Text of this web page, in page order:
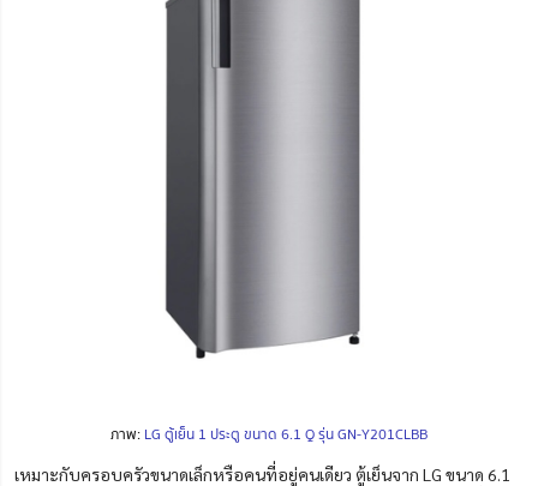
ภาพ: LG ตู้เย็น 1 ประตู ขนาด 6.1 Q รุ่น GN-Y201CLBB
เหมาะกับครอบครัวขนาดเล็กหรือคนที่อยู่คนเดียว ตู้เย็นจาก LG ขนาด 6.1